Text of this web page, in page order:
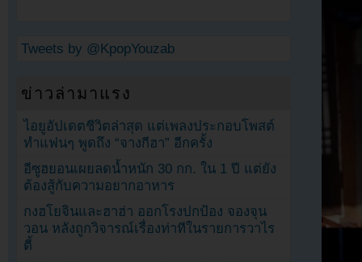
Tweets by @KpopYouzab
ข่าวล่ามาแรง
ไอยูอัปเดตชีวิตล่าสุด แต่เพลงประกอบโพสต์
ทำแฟนๆ พูดถึง “จางกีฮา” อีกครั้ง
อีซูฮยอนเผยลดน้ำหนัก 30 กก. ใน 1 ปี แต่ยัง
ต้องสู้กับความอยากอาหาร
กงฮโยจินและฮาฮ่า ออกโรงปกป้อง จองจุน
วอน หลังถูกวิจารณ์เรื่องท่าทีในรายการวาไร
ตี้